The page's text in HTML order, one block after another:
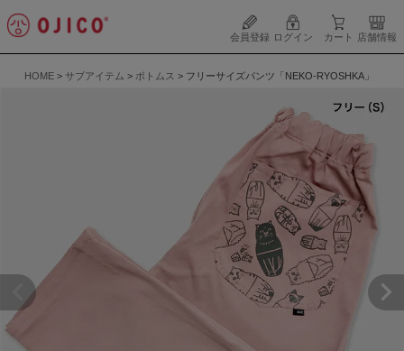
会員登録 ログイン カート 店舗情報
HOME サブアイテム ボトムス フリーサイズパンツ「NEKO-RYOSHKA」